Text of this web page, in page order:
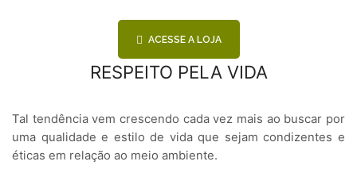
ACESSE A LOJA
RESPEITO PELA VIDA
Tal tendência vem crescendo cada vez mais ao buscar por
uma qualidade e estilo de vida que sejam condizentes e
éticas em relação ao meio ambiente.